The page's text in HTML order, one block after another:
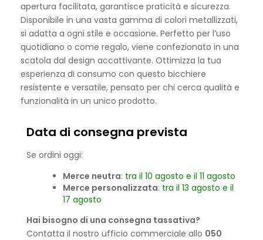
apertura facilitata, garantisce praticità e sicurezza.
Disponibile in una vasta gamma di colori metallizzati,
si adatta a ogni stile e occasione. Perfetto per l’uso
quotidiano o come regalo, viene confezionato in una
scatola dal design accattivante. Ottimizza la tua
esperienza di consumo con questo bicchiere
resistente e versatile, pensato per chi cerca qualità e
funzionalità in un unico prodotto.
Data di consegna prevista
Se ordini oggi:
Merce neutra: tra il 10 agosto e il 11 agosto
Merce personalizzata: tra il 13 agosto e il
17 agosto
Hai bisogno di una consegna tassativa?
Contatta il nostro ufficio commerciale allo 050